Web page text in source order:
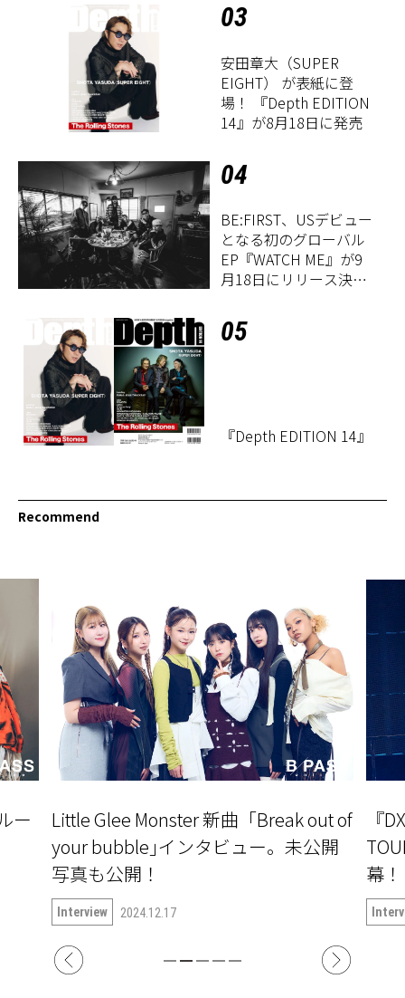
03
安田章大（SUPER
EIGHT） が表紙に登
場！ 『Depth EDITION
14』が8月18日に発売
04
BE:FIRST、USデビュー
となる初のグローバル
EP『WATCH ME』が9
月18日にリリース決
05
『Depth EDITION 14』
Recommend
ー
Little Glee Monster 新曲「Break out of
your bubble｣インタビュー。未公開
写真も公開！
Interview 2024.12.17
『